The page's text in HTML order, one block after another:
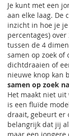
Je kunt met een
aan elke laag. De
inzicht in hoe je
percentages)
tussen de 4
samen op zoek of
dichtdraaien of
nieuwe knop kan
samen op zoek
Het maakt niet
is een fluïde
draait, gebeurt er
belangrijk dat jij